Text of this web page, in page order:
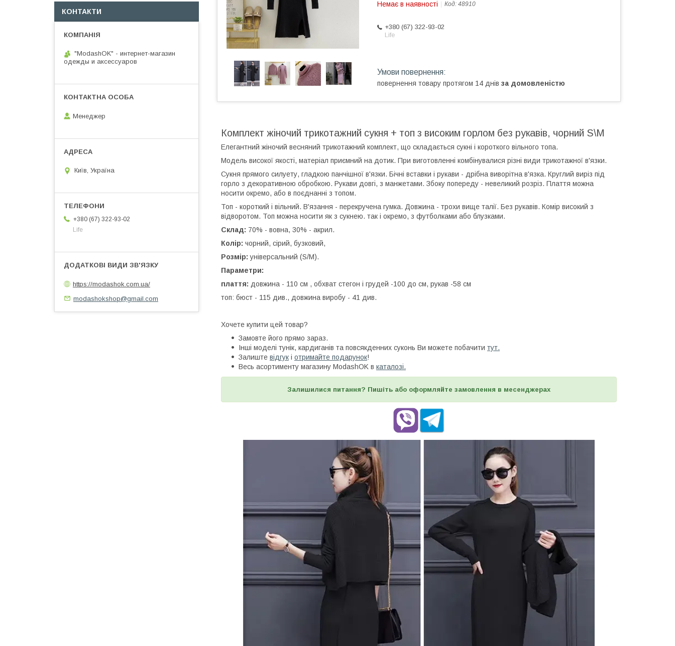
Немає в наявності Код: 48910
+380 (67) 322-93-02
Life
повернення товару протягом 14 днів за домовленістю
Комплект жіночий трикотажний сукня + топ з високим горлом без рукавів, чорний S\M
Елегантний жіночий весняний трикотажний комплект, що складається сукні і короткого вільного топа.
Модель високої якості, матеріал приємний на дотик. При виготовленні комбінувалися різні види трикотажної в'язки.
Сукня прямого силуету, гладкою панчішної в'язки. Бічні вставки і рукави - дрібна виворітна в'язка. Круглий виріз під
горло з декоративною обробкою. Рукави довгі, з манжетами. Збоку попереду - невеликий розріз. Плаття можна
носити окремо, або в поєднанні з топом.
Топ - короткий і вільний. В'язання - перекручена гумка. Довжина - трохи вище талії. Без рукавів. Комір високий з
відворотом. Топ можна носити як з сукнею. так і окремо, з футболками або блузками.
Склад: 70% - вовна, 30% - акрил.
Колір: чорний, сірий, бузковий,
Розмір: універсальний (S/M).
Параметри:
плаття: довжина - 110 см , обхват стегон і грудей -100 до см, рукав -58 см
топ: бюст - 115 див., довжина виробу - 41 див.
Хочете купити цей товар?
Замовте його прямо зараз.
Інші моделі тунік, кардиганів та повсякденних суконь Ви можете побачити тут.
Залиште відгук і отримайте подарунок!
Весь асортименту магазину ModashOK в каталозі.
Залишилися питання? Пишіть або оформляйте замовлення в месенджерах
КОНТАКТИ
"ModashOK" - интернет-магазин
одежды и аксессуаров
Менеджер
Київ, Україна
+380 (67) 322-93-02
Life
https://modashok.com.ua/
modashokshop@gmail.com